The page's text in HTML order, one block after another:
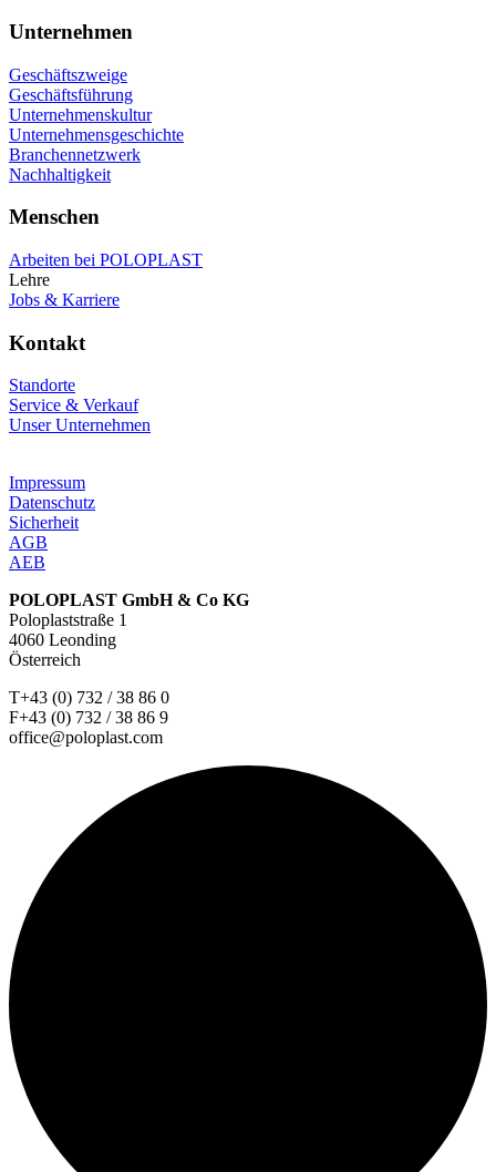
Unternehmen
Geschäftszweige
Geschäftsführung
Unternehmenskultur
Unternehmensgeschichte
Branchennetzwerk
Nachhaltigkeit
Menschen
Arbeiten bei POLOPLAST
Lehre
Jobs & Karriere
Kontakt
Standorte
Service & Verkauf
Unser Unternehmen
Impressum
Datenschutz
Sicherheit
AGB
AEB
POLOPLAST GmbH & Co KG
Poloplaststraße 1
4060 Leonding
Österreich
T+43 (0) 732 / 38 86 0
F+43 (0) 732 / 38 86 9
office@poloplast.com